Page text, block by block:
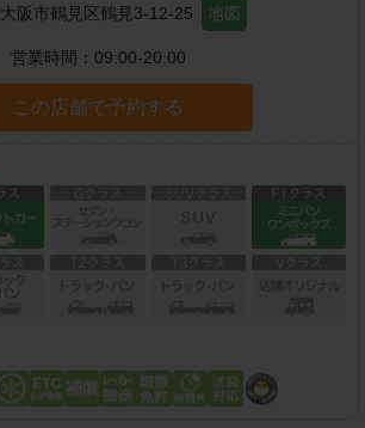
大阪市鶴見区鶴見3-12-25 地図
営業時間： 09:00-20:00
この店舗で予約する